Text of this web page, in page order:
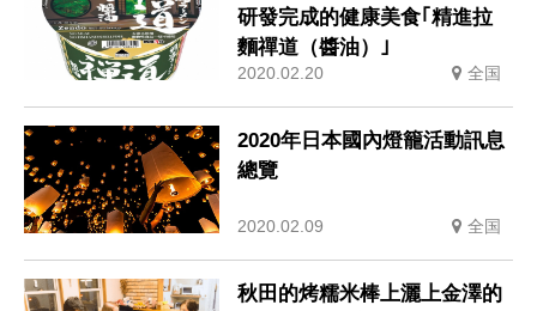
研發完成的健康美食｢精進拉
麵禪道（醬油）｣
2020.02.20 全国
2020年日本國內燈籠活動訊息
總覽
2020.02.09 全国
秋田的烤糯米棒上灑上金澤的